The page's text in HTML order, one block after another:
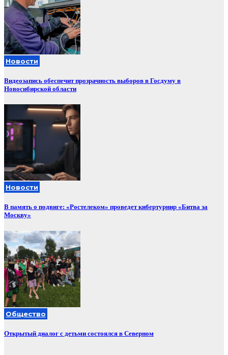
Новости
Видеозапись обеспечит прозрачность выборов в Госдуму в
Новосибирской области
Новости
В память о подвиге: «Ростелеком» проведет кибертурнир «Битва за
Москву»
Общество
Открытый диалог с детьми состоялся в Северном